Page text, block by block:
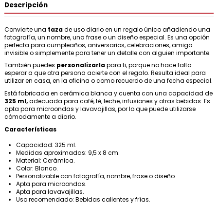
Descripción
Convierte una tazade uso diario en un regalo único añadiendo una
fotografía, un nombre, una frase o un diseño especial. Es una opción
perfecta para cumpleaños, aniversarios, celebraciones, amigo
invisible o simplemente para tener un detalle con alguien importante.
También puedes personalizarlapara ti, porque no hace falta
esperar a que otra persona acierte con el regalo. Resulta ideal para
utilizar en casa, en la oficina o como recuerdo de una fecha especial.
Está fabricada en cerámica blanca y cuenta con una capacidad de
325 ml,adecuada para café, té, leche, infusiones y otras bebidas. Es
apta para microondas y lavavajillas, por lo que puede utilizarse
cómodamente a diario.
Características
Capacidad: 325 ml.
Medidas aproximadas: 9,5 x 8 cm.
Material: Cerámica.
Color: Blanco.
Personalizable con fotografía, nombre, frase o diseño.
Apta para microondas.
Apta para lavavajillas.
Uso recomendado: Bebidas calientes y frías.